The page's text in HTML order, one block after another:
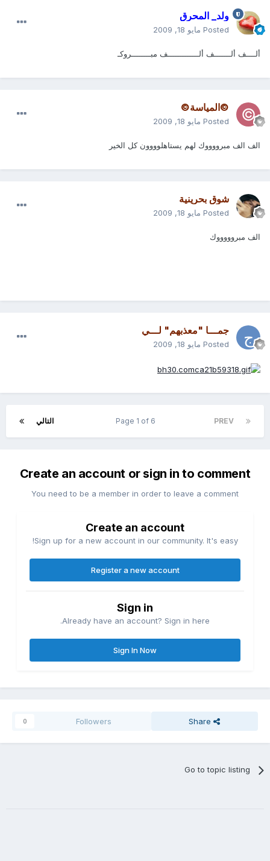
ولد_ المحرق
Posted مايو 18, 2009
ألــــف ألـــــــف ألـــــــــــــف مبــــــــروكـ
©المياسة©
Posted مايو 18, 2009
الف الف مبرووووك لهم يستاهلوووون كل الخير
شوق بحرينية
Posted مايو 18, 2009
الف مبروووووك
جمـــا "معذبهم" لـــي
Posted مايو 18, 2009
PREV التالي Page 1 of 6
Create an account or sign in to comment
You need to be a member in order to leave a comment
Create an account
Sign up for a new account in our community. It's easy!
Register a new account
Sign in
Already have an account? Sign in here.
Sign In Now
Share
Followers
0
Go to topic listing